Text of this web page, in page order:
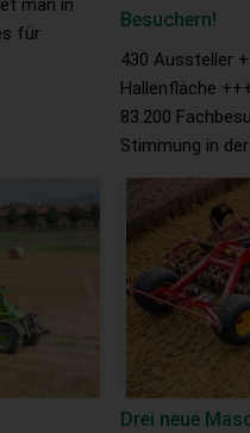
man in
für
Besuchern!
430 Aussteller
Hallenfläche
83.200
Stimmung in
Drei neue